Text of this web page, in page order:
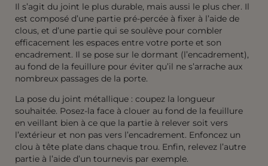
Il s’agit du joint le plus durable, mais aussi le plus cher. Il
est composé d’une partie pré-percée à fixer à l’aide de
clous, et d’une partie qui se soulève pour combler
efficacement les espaces entre votre porte et son
encadrement. Il se pose sur le dormant (l’encadrement),
au fond de la feuillure pour éviter qu’il ne s’arrache aux
nombreux passages de la porte.
La pose du joint métallique : coupez la longueur
souhaitée. Posez-la face à clouer au fond de la feuillure
en veillant bien à ce que la partie à relever soit vers
l’extérieur et non pas vers l’encadrement. Enfoncez un
clou à tête plate dans chaque trou. Enfin, relevez l’autre
partie à l’aide d’un tournevis par exemple.